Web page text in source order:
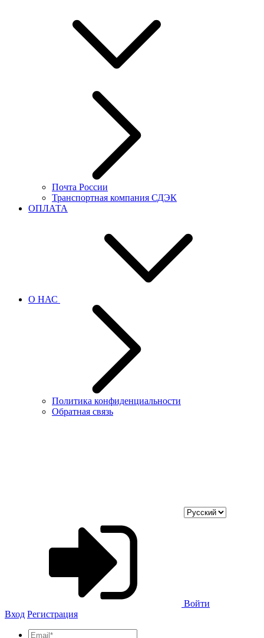
Почта России
Транспортная компания СДЭК
ОПЛАТА
О НАС
Политика конфиденциальности
Обратная связь
Войти
Вход Регистрация